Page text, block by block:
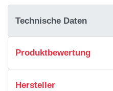
Technische Daten
Produktbewertung
Hersteller